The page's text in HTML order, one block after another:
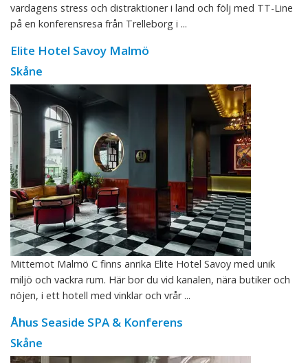
vardagens stress och distraktioner i land och följ med TT-Line
på en konferensresa från Trelleborg i ...
Elite Hotel Savoy Malmö
Skåne
Mittemot Malmö C finns anrika Elite Hotel Savoy med unik
miljö och vackra rum. Här bor du vid kanalen, nära butiker och
nöjen, i ett hotell med vinklar och vrår ...
Åhus Seaside SPA & Konferens
Skåne